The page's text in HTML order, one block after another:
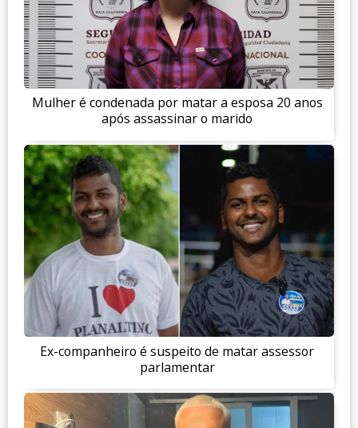
Mulher é condenada por matar a esposa 20 anos
após assassinar o marido
Ex-companheiro é suspeito de matar assessor
parlamentar